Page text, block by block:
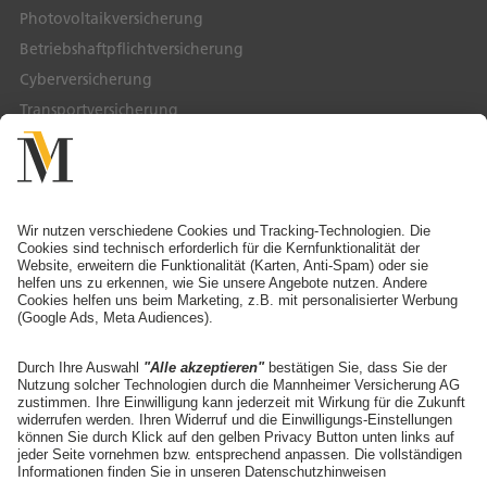
Photovoltaikversicherung
Betriebshaftpflichtversicherung
Cyberversicherung
Transportversicherung
Service & Kontakt
Ansprechpartner finden
Schaden melden
Adresse ändern
Die Mannheimer
Unternehmen
Karriere